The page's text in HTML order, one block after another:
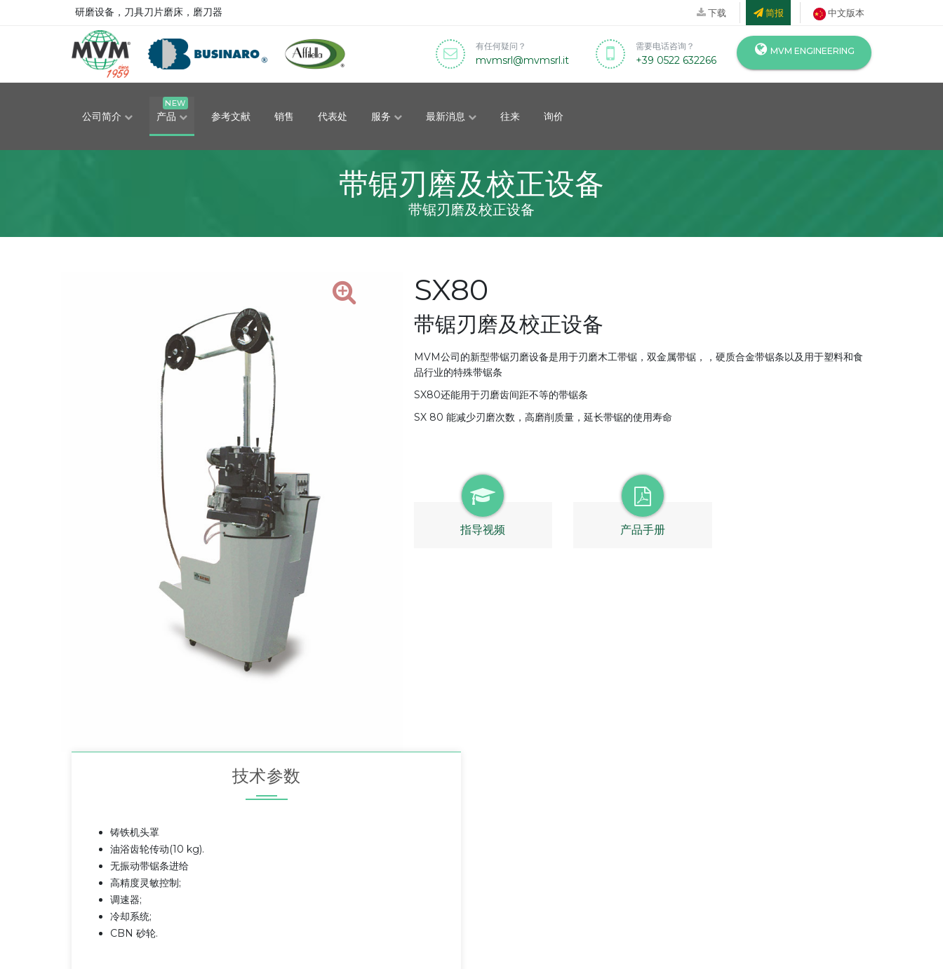
研磨设备，刀具刀片磨床，磨刀器 下载 简报 中文版本
有任何疑问？
mvmsrl mvmsrl it
需要电话咨询？
+39 0522 632266
MVM ENGINEERING
公司简介
NEW
产品 参考文献 销售 代表处 服务 最新消息 往来 询价
带锯刃磨及校正设备
带锯刃磨及校正设备
SX80
带锯刃磨及校正设备
MVM公司的新型带锯刃磨设备是用于刃磨木工带锯，双金属带锯，，硬质合金带锯条以及用于塑料和食
品行业的特殊带锯条
SX80还能用于刃磨齿间距不等的带锯条
SX 80 能减少刃磨次数，高磨削质量，延长带锯的使用寿命
指导视频 产品手册
技术参数
铸铁机头罩
油浴齿轮传动(10 kg).
无振动带锯条进给
高精度灵敏控制;
调速器;
冷却系统;
CBN 砂轮.